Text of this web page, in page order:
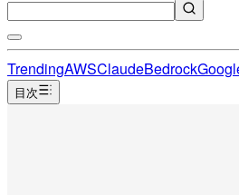
TrendingAWSClaudeBedrock
目次